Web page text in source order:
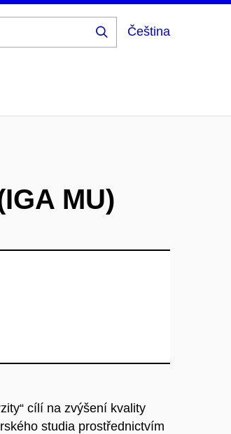
Čeština
MU)
cílí na zvýšení kvality
studia prostřednictvím